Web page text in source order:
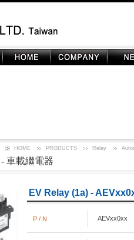
HOME PRODUCTS Relay
車載繼電器
EV Relay (1a) -
P / N AEVxx0xx